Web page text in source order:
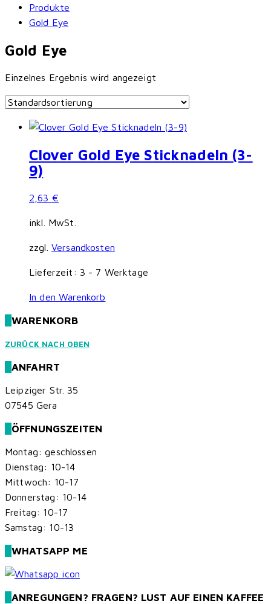
Produkte
Gold Eye
Gold Eye
Einzelnes Ergebnis wird angezeigt
Clover Gold Eye Sticknadeln (3-
9)
2,63 €
inkl. MwSt.
zzgl. Versandkosten
Lieferzeit: 3 - 7 Werktage
In den Warenkorb
WARENKORB
ZURÜCK NACH OBEN
ANFAHRT
Leipziger Str. 35
07545 Gera
ÖFFNUNGSZEITEN
Montag: geschlossen
Dienstag: 10-14
Mittwoch: 10-17
Donnerstag: 10-14
Freitag: 10-17
Samstag: 10-13
WHATSAPP ME
ANREGUNGEN? FRAGEN? LUST AUF EINEN KAFFEE